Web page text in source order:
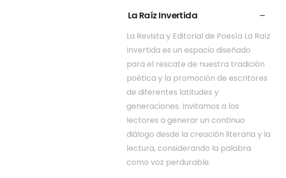
La Raíz Invertida
La Revista y Editorial de Poesía La Raíz
Invertida es un espacio diseñado
para el rescate de nuestra tradición
poética y la promoción de escritores
de diferentes latitudes y
generaciones. Invitamos a los
lectores a generar un continuo
diálogo desde la creación literaria y la
lectura, considerando la palabra
como voz perdurable.